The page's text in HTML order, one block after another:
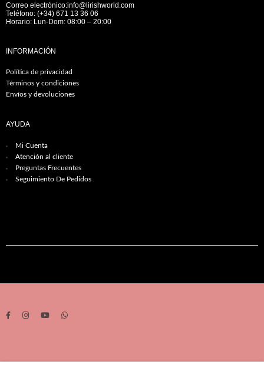
Correo electrónico:info@lirishworld.com
Teléfono: (+34) 671 13 36 06
Horario: Lun-Dom: 08:00 – 20:00
INFORMACIÓN
Política de privacidad
Términos y condiciones
Envíos y devoluciones
AYUDA
Mi Cuenta
Atención al cliente
Preguntas Frecuentes
Seguimiento De Pedidos